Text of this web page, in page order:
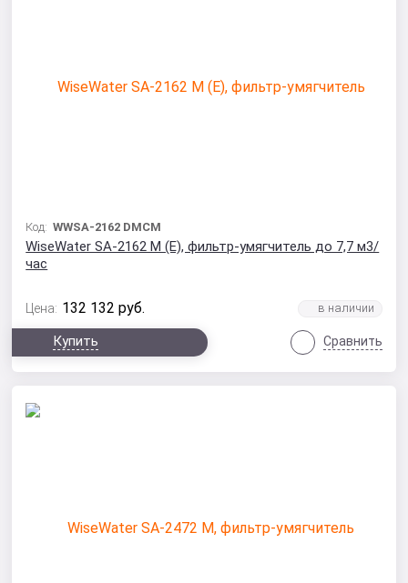
Код:WWSA-2162 DMCM
WiseWater SA-2162 M (E), фильтр-умягчитель до 7,7 м3/
час
Цена: 132 132 руб.
Купить Сравнить